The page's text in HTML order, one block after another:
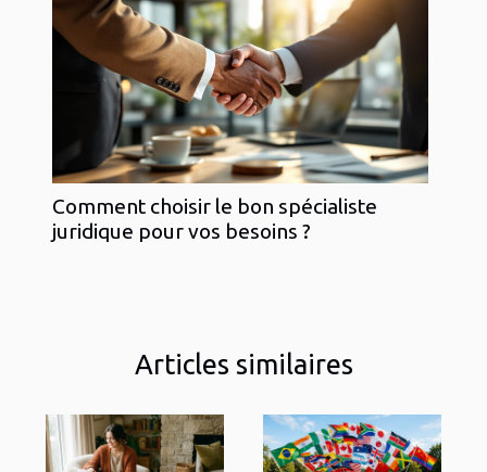
Comment choisir le bon spécialiste
juridique pour vos besoins ?
Articles similaires